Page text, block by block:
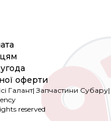
оферти
Галант|Запчастини Субару|
reserved